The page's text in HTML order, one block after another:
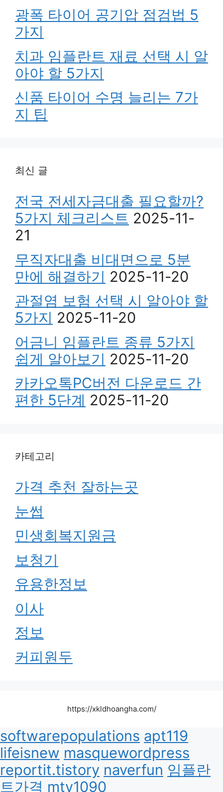
광폭 타이어 공기압 점검법 5
가지
치과 임플란트 재료 선택 시 알
아야 할 5가지
신품 타이어 수명 늘리는 7가
지 팁
최신 글
전국 전세자금대출 필요할까?
5가지 체크리스트 2025-11-
21
무직자대출 비대면으로 5분
만에 해결하기 2025-11-20
관절염 보험 선택 시 알아야 할
5가지 2025-11-20
어금니 임플란트 종류 5가지
쉽게 알아보기 2025-11-20
카카오톡PC버전 다운로드 간
편한 5단계 2025-11-20
카테고리
가격 추천 잘하는곳
눈썹
민생회복지원금
보청기
유용한정보
이사
정보
커피원두
https://xkldhoangha.com/
softwarepopulations apt119
lifeisnew masquewordpress
reportit.tistory naverfun 임플란
트가격 mty1090